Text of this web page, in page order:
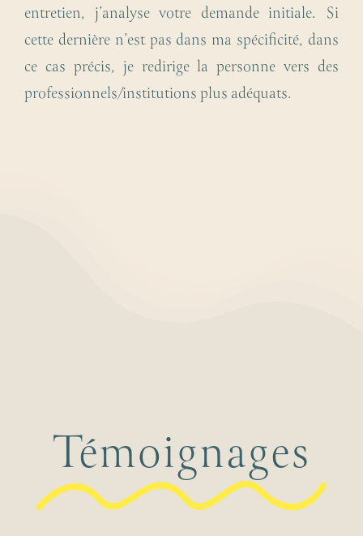
entretien, j’analyse votre demande initiale. Si
cette dernière n’est pas dans ma spécificité, dans
ce cas précis, je redirige la personne vers des
professionnels/institutions plus adéquats.
Témoignages